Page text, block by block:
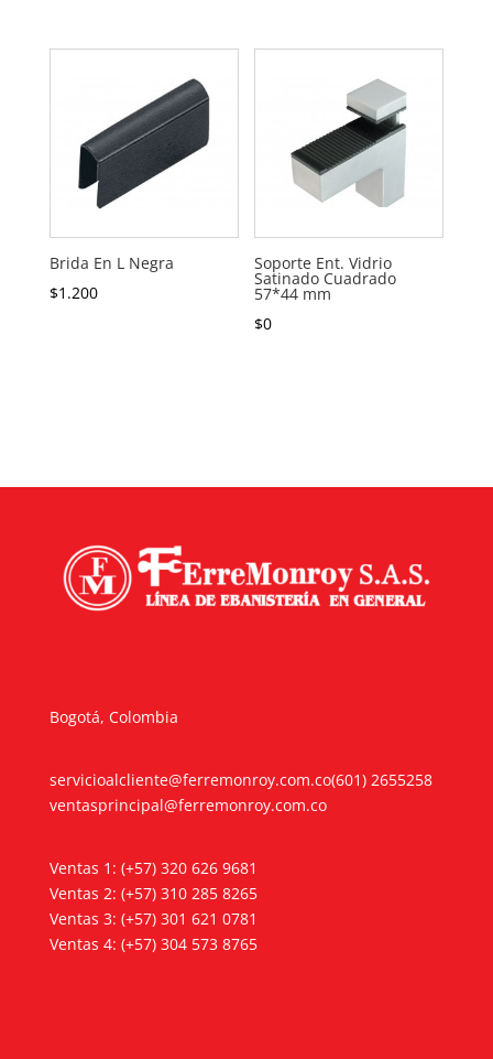
Brida En L Negra
$1.200
Soporte Ent. Vidrio
Satinado Cuadrado
57*44 mm
$0
Bogotá, Colombia
servicioalcliente@ferremonroy.com.co
ventasprincipal@ferremonroy.com.co
(601) 2655258
Ventas 1: (+57) 320 626 9681
Ventas 2: (+57) 310 285 8265
Ventas 3: (+57) 301 621 0781
Ventas 4: (+57) 304 573 8765